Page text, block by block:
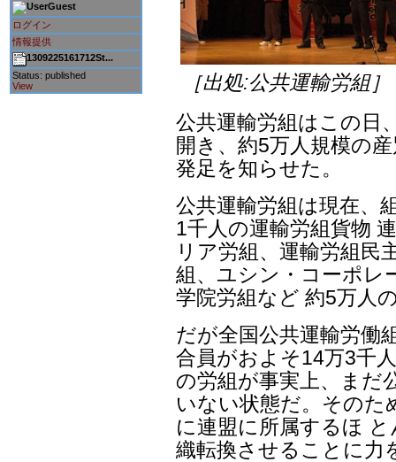
Guest
ログイン
情報提供
1309225161712St...
Status: published
View
［出処:公共運輸労組］
公共運輸労組はこの日
開き、約5万人規模の
発足を知らせた。
公共運輸労組は現在、
1千人の運輸労組貨物
リア労組、運輸労組民
組、ユシン・コーポレ
学院労組など 約5万人
だが全国公共運輸労働
合員がおよそ14万3千
の労組が事実上、まだ
いない状態だ。そのた
に連盟に所属するほ
織転換させることに力